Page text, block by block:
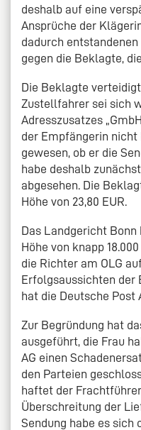
deshalb auf eine
Ansprüche der
dadurch
gegen die Beklagte,
Die Beklagte
Zustellfahrer sei sich
Adresszusatzes
der Empfängerin
gewesen, ob er die
habe deshalb
abgesehen. Die
Höhe von 23,80 EUR.
Das Landgericht Bonn
Höhe von knapp
die Richter am OLG
Erfolgsaussichten der
hat die Deutsche Post
Zur Begründung hat
ausgeführt, die Frau
AG einen
den Parteien
haftet der
Überschreitung der
Sendung habe es sich